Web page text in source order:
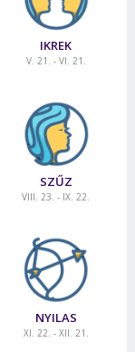
IKREK
V. 21. - VI. 21.
SZŰZ
VIII. 23. - IX. 22.
NYILAS
XI. 22. - XII. 21.